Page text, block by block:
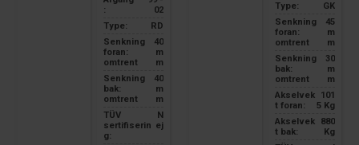
:
02
Type:
RD
Senkning
foran:
omtrent
40
m
m
Senkning
bak:
omtrent
40
m
m
TÜV
sertifiserin
g:
N
ej
Type:
GK
Senkning
foran:
omtrent
45
m
m
Senkning
bak:
omtrent
30
m
m
Akselvek
t foran:
101
5 Kg
Akselvek
t bak:
880
Kg